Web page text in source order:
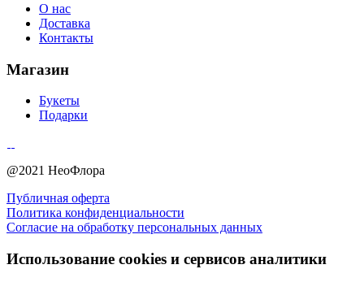
О нас
Доставка
Контакты
Магазин
Букеты
Подарки
@2021 НеоФлора
Публичная оферта
Политика конфиденциальности
Согласие на обработку персональных данных
Использование cookies и сервисов аналитики